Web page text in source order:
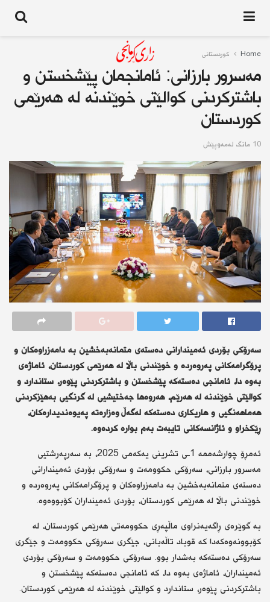
Home کوردستانى
مەسرور بارزانی: ئامانجمان پێشخستن و
باشترکردنی کوالێتی خوێندنە لە هەرێمی
کوردستان
10 مانگ له‌مه‌وپێش
سەرۆکی بۆردی ئەمیندارانی دەستەی متمانەبەخشین بە دامەزراوەکان و
پرۆگرامەکانی پەروەردە و خوێندنی باڵا لە هەرێمی کوردستان، ئاماژەی
بەوە دا، ئامانجی دەستەکە پێشخستن و باشترکردنی پێوەر، ستاندارد و
کوالێتی خوێندنە لە هەرێم، هەروەها جەختیشیی لە گرنگیی بەهێزکردنی
هەماهەنگیی و هاریکاری دەستەکە لەگەڵ وەزارەتە پەیوەندیدارەکان،
ڕێکخراو و ئاژانسەکانی تایبەت بەم بوارە کردەوە.
ئەمڕۆ چوارشەممە 1ـی تشرینی یەکەمی 2025، بە سەرپەرشتیی
مەسرور بارزانی، سەرۆکی حکوومەت و سەرۆکی بۆردی ئەمیندارانی
دەستەی متمانەبەخشین بە دامەزراوەکان و پرۆگرامەکانی پەروەردە و
خوێندنی باڵا لە هەرێمی کوردستان، بۆردی ئەمینداران کۆبووەوە.
بە گوێرەی ڕاگەیەنراوی ماڵپەڕی حکوومەتی هەرێمی کوردستان، لە
کۆبوونەوەکەدا کە قوباد تاڵەبانی، جێگری سەرۆکی حکوومەت و جێگری
سەرۆکی دەستەکە بەشدار بوو. سەرۆکی حکوومەت و سەرۆکی بۆردی
ئەمینداران، ئاماژەی بەوە دا، کە ئامانجی دەستەکە پێشخستن و
باشترکردنی پێوەر، ستاندارد و کوالێتی خوێندنە لە هەرێمی کوردستان.